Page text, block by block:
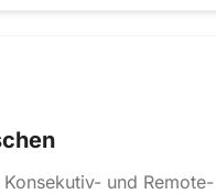
und Remote-